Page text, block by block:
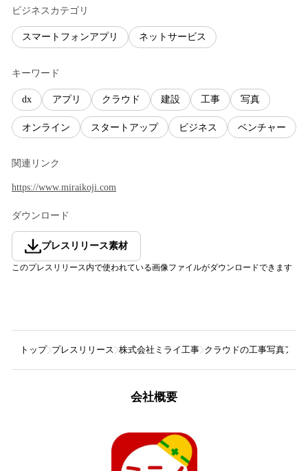
ビジネスカテゴリ
スマートフォンアプリ ネットサービス
キーワード
dx アプリ クラウド 建設 工事 写真
オンライン スタートアップ ビジネス ベンチャー
関連リンク
https://www.miraikoji.com
ダウンロード
プレスリリース素材
このプレスリリース内で使われている画像ファイルがダウンロードできます
トップ プレスリリース 株式会社ミライ工事 クラウドの工事写真アプ
会社概要